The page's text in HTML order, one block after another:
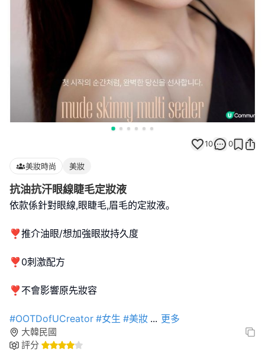
10 0
美妝時尚 美妝
抗油抗汗眼線睫毛定妝液
依款係針對眼線,眼睫毛,眉毛的定妝液｡
❣️推介油眼/想加強眼妝持久度
❣️0刺激配方
❣️不會影響原先妝容
#OOTDofUCreator #女生 #美妝 ... 更多
大韓民國
評分